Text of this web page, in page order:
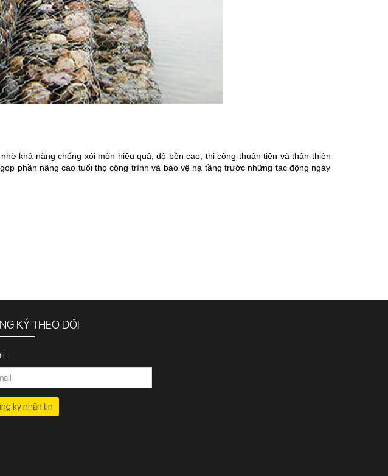
khả năng chống xói mòn hiệu quả, độ bền cao, thi công thuận tiện và thân thiện
phần nâng cao tuổi thọ công trình và bảo vệ hạ tầng trước những tác động ngày
KÝ THEO DÕI
:
ký nhận tin